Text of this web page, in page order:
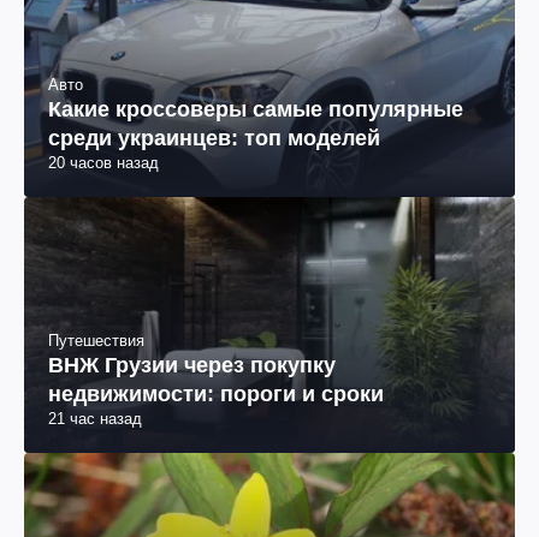
Авто
Какие кроссоверы самые популярные
среди украинцев: топ моделей
20 часов назад
Путешествия
ВНЖ Грузии через покупку
недвижимости: пороги и сроки
21 час назад